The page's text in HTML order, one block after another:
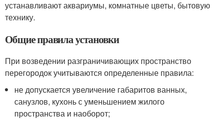
устанавливают аквариумы, комнатные цветы, бытовую
технику.
Общие правила установки
При возведении разграничивающих пространство
перегородок учитываются определенные правила:
не допускается увеличение габаритов ванных,
санузлов, кухонь с уменьшением жилого
пространства и наоборот;